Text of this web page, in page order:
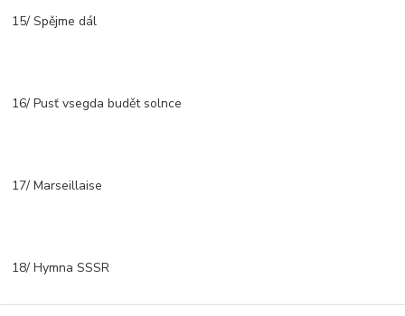
15/ Spějme dál
16/ Pusť vsegda budět solnce
17/ Marseillaise
18/ Hymna SSSR